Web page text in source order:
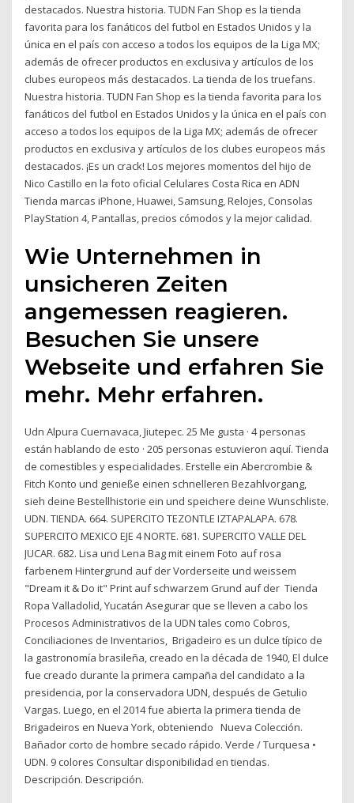
destacados. Nuestra historia. TUDN Fan Shop es la tienda
favorita para los fanáticos del futbol en Estados Unidos y la
única en el país con acceso a todos los equipos de la Liga MX;
además de ofrecer productos en exclusiva y artículos de los
clubes europeos más destacados. La tienda de los truefans.
Nuestra historia. TUDN Fan Shop es la tienda favorita para los
fanáticos del futbol en Estados Unidos y la única en el país con
acceso a todos los equipos de la Liga MX; además de ofrecer
productos en exclusiva y artículos de los clubes europeos más
destacados. ¡Es un crack! Los mejores momentos del hijo de
Nico Castillo en la foto oficial Celulares Costa Rica en ADN
Tienda marcas iPhone, Huawei, Samsung, Relojes, Consolas
PlayStation 4, Pantallas, precios cómodos y la mejor calidad.
Wie Unternehmen in
unsicheren Zeiten
angemessen reagieren.
Besuchen Sie unsere
Webseite und erfahren Sie
mehr. Mehr erfahren.
Udn Alpura Cuernavaca, Jiutepec. 25 Me gusta · 4 personas
están hablando de esto · 205 personas estuvieron aquí. Tienda
de comestibles y especialidades. Erstelle ein Abercrombie &
Fitch Konto und genieße einen schnelleren Bezahlvorgang,
sieh deine Bestellhistorie ein und speichere deine Wunschliste.
UDN. TIENDA. 664. SUPERCITO TEZONTLE IZTAPALAPA. 678.
SUPERCITO MEXICO EJE 4 NORTE. 681. SUPERCITO VALLE DEL
JUCAR. 682. Lisa und Lena Bag mit einem Foto auf rosa
farbenem Hintergrund auf der Vorderseite und weissem
"Dream it & Do it" Print auf schwarzem Grund auf der Tienda
Ropa Valladolid, Yucatán Asegurar que se lleven a cabo los
Procesos Administrativos de la UDN tales como Cobros,
Conciliaciones de Inventarios, Brigadeiro es un dulce típico de
la gastronomía brasileña, creado en la década de 1940, El dulce
fue creado durante la primera campaña del candidato a la
presidencia, por la conservadora UDN, después de Getulio
Vargas. Luego, en el 2014 fue abierta la primera tienda de
Brigadeiros en Nueva York, obteniendo Nueva Colección.
Bañador corto de hombre secado rápido. Verde / Turquesa •
UDN. 9 colores Consultar disponibilidad en tiendas.
Descripción. Descripción.